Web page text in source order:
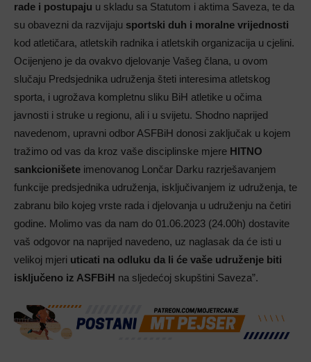
rade i postupaju u skladu sa Statutom i aktima Saveza, te da
su obavezni da razvijaju sportski duh i moralne vrijednosti
kod atletičara, atletskih radnika i atletskih organizacija u cjelini.
Ocijenjeno je da ovakvo djelovanje Vašeg člana, u ovom
slučaju Predsjednika udruženja šteti interesima atletskog
sporta, i ugrožava kompletnu sliku BiH atletike u očima
javnosti i struke u regionu, ali i u svijetu. Shodno naprijed
navedenom, upravni odbor ASFBiH donosi zaključak u kojem
tražimo od vas da kroz vaše disciplinske mjere HITNO
sankcionišete imenovanog Lončar Darku razrješavanjem
funkcije predsjednika udruženja, isključivanjem iz udruženja, te
zabranu bilo kojeg vrste rada i djelovanja u udruženju na četiri
godine. Molimo vas da nam do 01.06.2023 (24.00h) dostavite
vaš odgovor na naprijed navedeno, uz naglasak da će isti u
velikoj mjeri uticati na odluku da li će vaše udruženje biti
isključeno iz ASFBiH na sljedećoj skupštini Saveza”.